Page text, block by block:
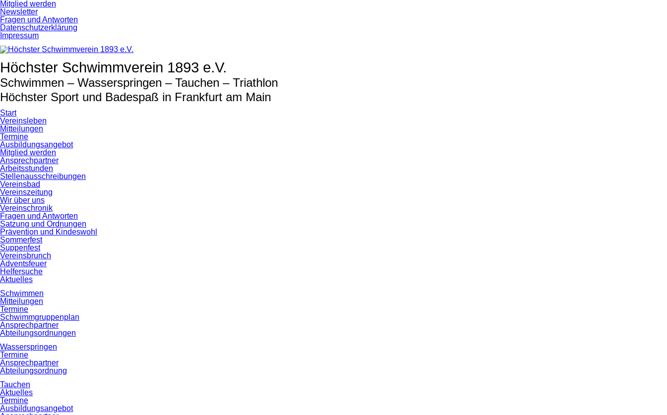
Navigation
überspringen
Mitglied werden
Newsletter
Fragen und Antworten
Datenschutzerklärung
Impressum
Höchster Schwimmverein 1893 e.V.
Schwimmen – Wasserspringen – Tauchen – Triathlon
Höchster Sport und Badespaß in Frankfurt am Main
Start
Vereinsleben
Mitteilungen
Termine
Ausbildungsangebot
Mitglied werden
Ansprechpartner
Arbeitsstunden
Stellenausschreibungen
Vereinsbad
Vereinszeitung
Wir über uns
Vereinschronik
Fragen und Antworten
Satzung und Ordnungen
Prävention und Kindeswohl
Sommerfest
Suppenfest
Vereinsbrunch
Adventsfeuer
Helfersuche
Aktuelles
Schwimmen
Mitteilungen
Termine
Schwimmgruppenplan
Ansprechpartner
Abteilungsordnungen
Wasserspringen
Termine
Ansprechpartner
Abteilungsordnung
Tauchen
Aktuelles
Termine
Ausbildungsangebot